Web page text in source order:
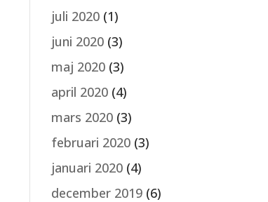
juli 2020 (1)
juni 2020 (3)
maj 2020 (3)
april 2020 (4)
mars 2020 (3)
februari 2020 (3)
januari 2020 (4)
december 2019 (6)